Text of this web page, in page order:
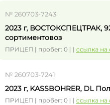
№ 260703-7243
2023 г, ВОСТОКСПЕЦТРАК,
сортиментовоз
ПРИЦЕП | пробег: 0 | | ссылка на
№ 260703-7241
2023 г, KASSBOHRER, DL
ПРИЦЕП | пробег: 0 | | ссылка на